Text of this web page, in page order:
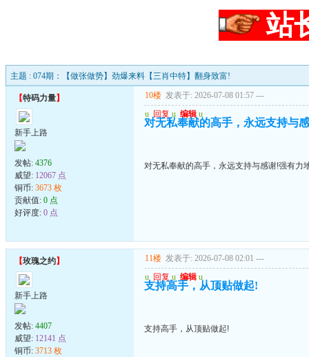
站
主题 : 074期：【做张做势】劲爆来料【三肖中特】翻身致富!
【特码力量】
新手上路
发帖: 4376
威望: 12067 点
铜币: 3673 枚
贡献值: 0 点
好评度: 0 点
10楼 发表于: 2026-07-08 01:57 ---
u 回复 u 编辑 u
对无私奉献的高手，永远支持与
对无私奉献的高手，永远支持与感谢!强有力
【玫瑰之约】
新手上路
发帖: 4407
威望: 12141 点
铜币: 3713 枚
11楼 发表于: 2026-07-08 02:01 ---
u 回复 u 编辑 u
支持高手，从顶贴做起!
支持高手，从顶贴做起!